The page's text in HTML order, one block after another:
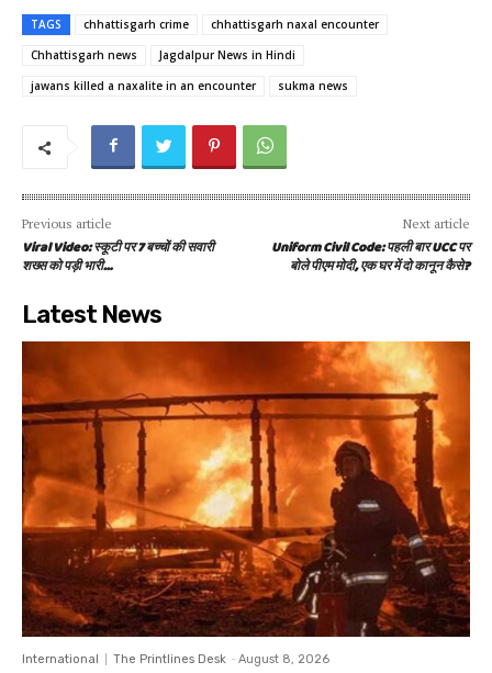
TAGS chhattisgarh crime
chhattisgarh naxal encounter
Chhattisgarh news
Jagdalpur News in Hindi
jawans killed a naxalite in an encounter
sukma news
Previous article
Viral Video: स्कूटी पर 7 बच्चों की सवारी
शख्स को पड़ी भारी…
Next article
Uniform Civil Code: पहली बार UCC पर
बोले पीएम मोदी, एक घर में दो कानून कैसे?
Latest News
International The Printlines Desk - August 8, 2026